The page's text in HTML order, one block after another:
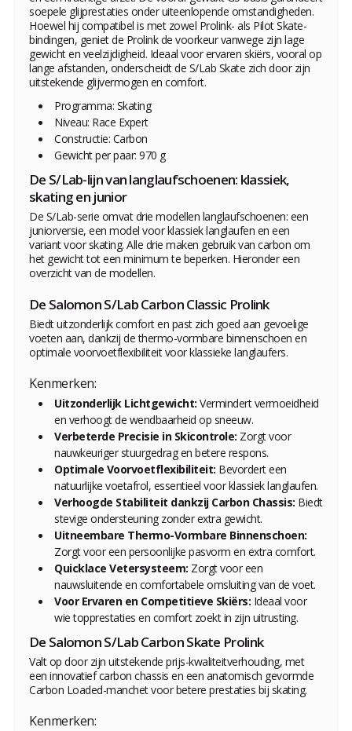
soepele glijprestaties onder uiteenlopende omstandigheden.
Hoewel hij compatibel is met zowel Prolink- als Pilot Skate-
bindingen, geniet de Prolink de voorkeur vanwege zijn lage
gewicht en veelzijdigheid. Ideaal voor ervaren skiërs, vooral op
lange afstanden, onderscheidt de S/Lab Skate zich door zijn
uitstekende glijvermogen en comfort.
Programma: Skating
Niveau: Race Expert
Constructie: Carbon
Gewicht per paar: 970 g
De S/Lab-lijn van langlaufschoenen: klassiek,
skating en junior
De S/Lab-serie omvat drie modellen langlaufschoenen: een
juniorversie, een model voor klassiek langlaufen en een
variant voor skating. Alle drie maken gebruik van carbon om
het gewicht tot een minimum te beperken. Hieronder een
overzicht van de modellen.
De Salomon S/Lab Carbon Classic Prolink
Biedt uitzonderlijk comfort en past zich goed aan gevoelige
voeten aan, dankzij de thermo-vormbare binnenschoen en
optimale voorvoetflexibiliteit voor klassieke langlaufers.
Kenmerken:
Uitzonderlijk Lichtgewicht: Vermindert vermoeidheid
en verhoogt de wendbaarheid op sneeuw.
Verbeterde Precisie in Skicontrole: Zorgt voor
nauwkeuriger stuurgedrag en betere respons.
Optimale Voorvoetflexibiliteit: Bevordert een
natuurlijke voetafrol, essentieel voor klassiek langlaufen.
Verhoogde Stabiliteit dankzij Carbon Chassis: Biedt
stevige ondersteuning zonder extra gewicht.
Uitneembare Thermo-Vormbare Binnenschoen:
Zorgt voor een persoonlijke pasvorm en extra comfort.
Quicklace Vetersysteem: Zorgt voor een
nauwsluitende en comfortabele omsluiting van de voet.
Voor Ervaren en Competitieve Skiërs: Ideaal voor
wie topprestaties en comfort zoekt in zijn uitrusting.
De Salomon S/Lab Carbon Skate Prolink
Valt op door zijn uitstekende prijs-kwaliteitverhouding, met
een innovatief carbon chassis en een anatomisch gevormde
Carbon Loaded-manchet voor betere prestaties bij skating.
Kenmerken: